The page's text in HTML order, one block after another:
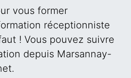
vous former
réceptionniste
! Vous pouvez suivre
depuis Marsannay-